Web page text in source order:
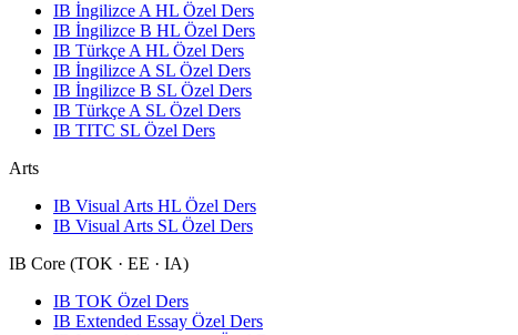
IB İngilizce A HL Özel Ders
IB İngilizce B HL Özel Ders
IB Türkçe A HL Özel Ders
IB İngilizce A SL Özel Ders
IB İngilizce B SL Özel Ders
IB Türkçe A SL Özel Ders
IB TITC SL Özel Ders
Arts
IB Visual Arts HL Özel Ders
IB Visual Arts SL Özel Ders
IB Core (TOK · EE · IA)
IB TOK Özel Ders
IB Extended Essay Özel Ders